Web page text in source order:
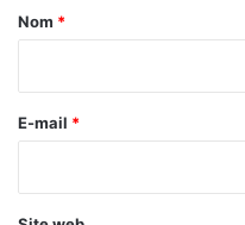
l
i
é
a
e
Nom *
E-mail *